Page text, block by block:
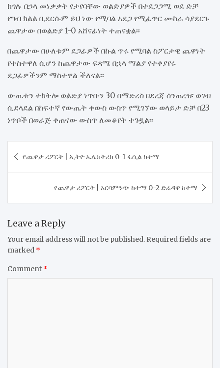
ከጎሉ በኃላ መነቃቃት የታየባቸው ወልድያዎች በተደጋጋሚ ወደ ድቻ
የግብ ክልል ቢደርሱም ይህ ነው የሚባል አደጋ የሚፈጥር ሙከራ ሳያደርጉ
ጨዋታው በወልድያ 1-0 አሸናፊነት ተጠናቋል፡፡
በጨዋታው በሁለቱም ደጋፊዎች በኩል ጥሩ የሚባል ስፖርታዊ ጨዋነት
የተስተዋለ ሲሆን ከጨዋታው ፍጻሜ በኋላ ማልያ የተቀያየሩ
ደጋፊዎችንም ማስተዋል ችለናል፡፡
ውጤቱን ተከትሎ ወልድያ ነጥቡን 30 በማድረስ በደረጃ ሰንጠረዡ ወገብ
ሲደላደል በከፍተኛ የውጤት ቀውስ ውስጥ የሚገኘው ወላይታ ድቻ በ23
ነጥቦች በወራጅ ቀጠናው ውስጥ ለመቆየት ተገዷል፡፡
navigation
የጨዋታ ሪፖርት | ኢትዮ ኤሌክትሪክ 0-1 ፋሲል ከተማ
የጨዋታ ሪፖርት | አርባምንጭ ከተማ 0-2 ድሬዳዋ ከተማ
Leave a Reply
Your email address will not be published. Required fields are
marked *
Comment *